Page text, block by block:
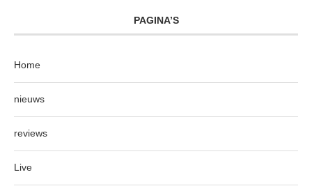
PAGINA’S
Home
nieuws
reviews
Live